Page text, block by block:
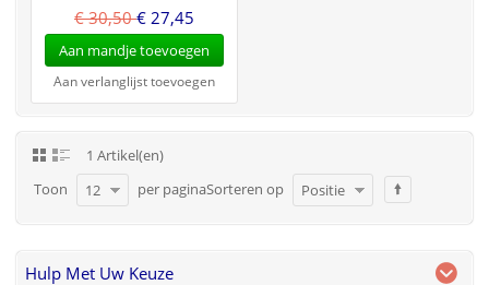
€ 30,50€ 27,45
Aan mandje toevoegen
Aan verlanglijst toevoegen
1 Artikel(en)
Toon
12 per paginaSorteren op Positie
Hulp Met Uw Keuze